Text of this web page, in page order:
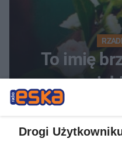
To imię
Polsce
Drogi